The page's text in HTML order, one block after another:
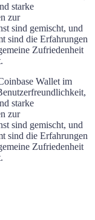
starke
zur
sind gemischt, und
sind die Erfahrungen
Zufriedenheit
Wallet im
starke
zur
sind gemischt, und
sind die Erfahrungen
Zufriedenheit